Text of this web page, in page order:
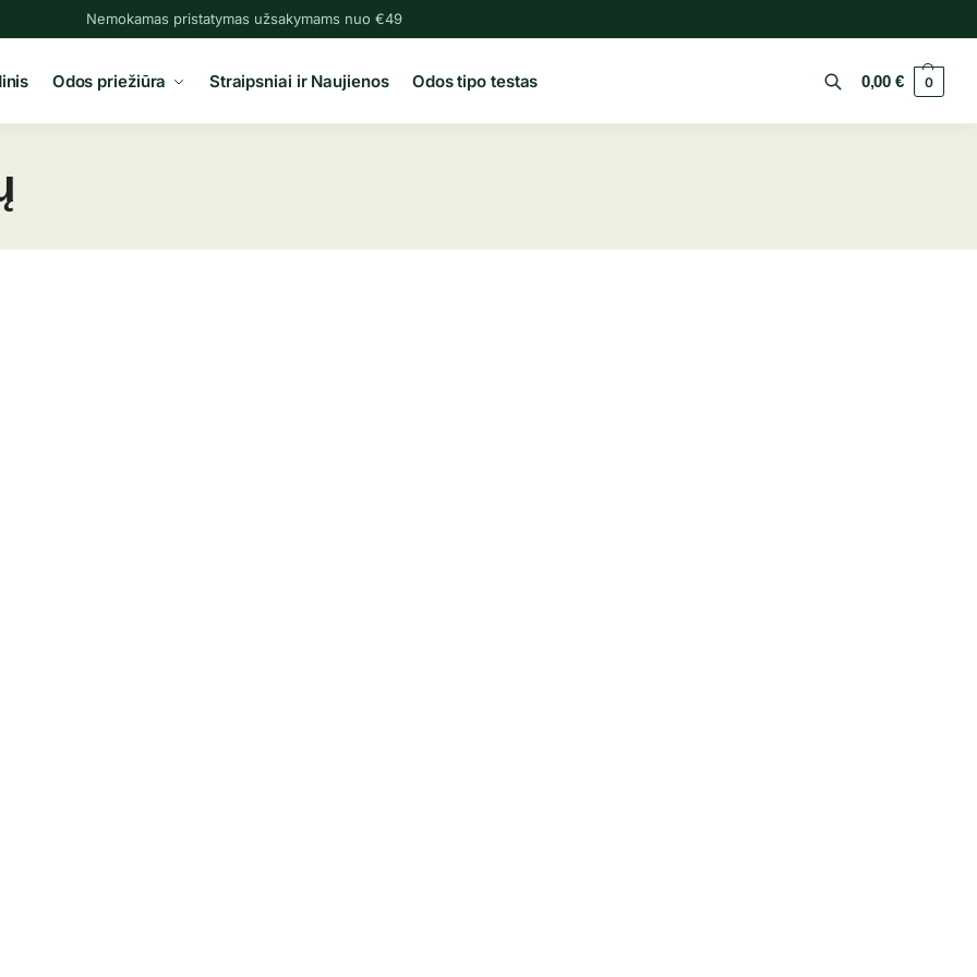
Nemokamas pristatymas užsakymams nuo €49
Odos priežiūra Straipsniai ir Naujienos Odos tipo testas 0,00€ 0